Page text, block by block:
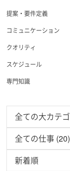
提案・要件定義
コミュニケーション
クオリティ
スケジュール
専門知識